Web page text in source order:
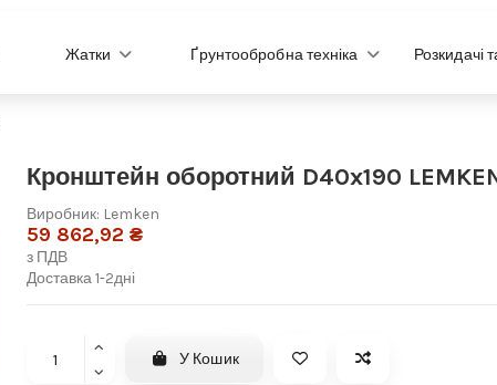
Жатки Ґрунтообробна техніка Розкидачі
Кронштейн оборотний D40x190
Виробник: Lemken
59 862,92 ₴
з ПДВ
Доставка 1-2дні
У Кошик